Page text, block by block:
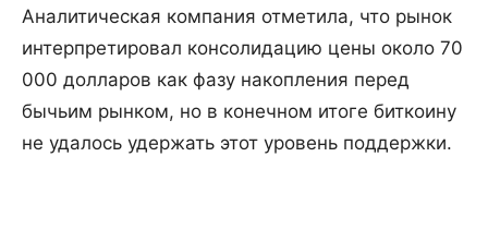
Аналитическая компания отметила, что рынок
интерпретировал консолидацию цены около 70
000 долларов как фазу накопления перед
бычьим рынком, но в конечном итоге биткоину
не удалось удержать этот уровень поддержки.